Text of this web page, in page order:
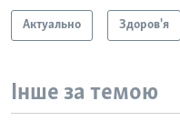
Актуально Здоров'я
Інше за темою